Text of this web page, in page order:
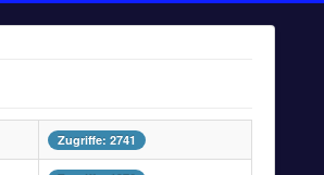
Zugriffe: 2741